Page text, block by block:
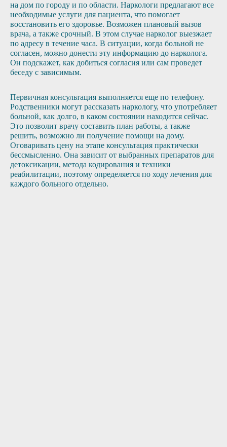
на дом по городу и по области. Наркологи предлагают все
необходимые услуги для пациента, что помогает
восстановить его здоровье. Возможен плановый вызов
врача, а также срочный. В этом случае нарколог выезжает
по адресу в течение часа. В ситуации, когда больной не
согласен, можно донести эту информацию до нарколога.
Он подскажет, как добиться согласия или сам проведет
беседу с зависимым.
Первичная консультация выполняется еще по телефону.
Родственники могут рассказать наркологу, что употребляет
больной, как долго, в каком состоянии находится сейчас.
Это позволит врачу составить план работы, а также
решить, возможно ли получение помощи на дому.
Оговаривать цену на этапе консультация практически
бессмысленно. Она зависит от выбранных препаратов для
детоксикации, метода кодирования и техники
реабилитации, поэтому определяется по ходу лечения для
каждого больного отдельно.